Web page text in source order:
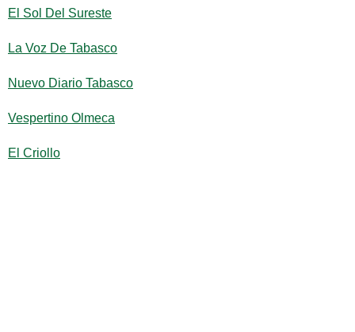
El Sol Del Sureste
La Voz De Tabasco
Nuevo Diario Tabasco
Vespertino Olmeca
El Criollo